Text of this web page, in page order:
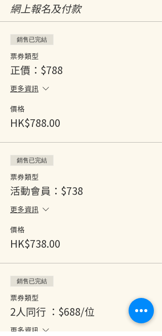
網上報名及付款
銷售已完結
票券類型
正價：$788
更多資訊
價格
HK$788.00
銷售已完結
票券類型
活動會員：$738
更多資訊
價格
HK$738.00
銷售已完結
票券類型
2人同行 ：$688/位
更多資訊